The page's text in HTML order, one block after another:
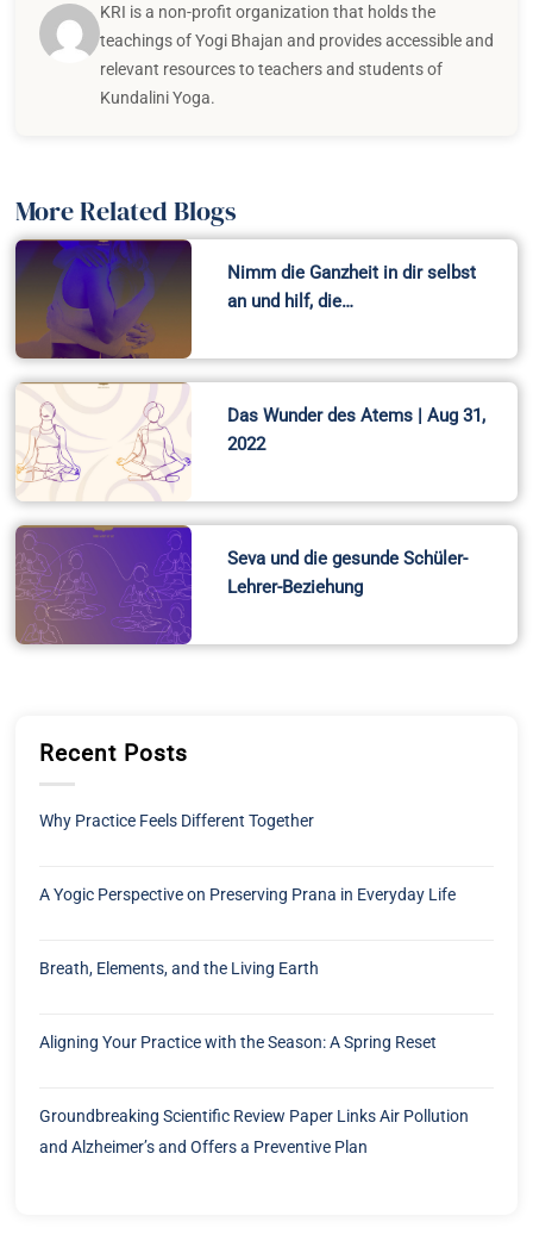
KRI is a non-profit organization that holds the
teachings of Yogi Bhajan and provides accessible and
relevant resources to teachers and students of
Kundalini Yoga.
More Related Blogs
Nimm die Ganzheit in dir selbst
an und hilf, die…
Das Wunder des Atems | Aug 31,
2022
Seva und die gesunde Schüler-
Lehrer-Beziehung
Recent Posts
Why Practice Feels Different Together
A Yogic Perspective on Preserving Prana in Everyday Life
Breath, Elements, and the Living Earth
Aligning Your Practice with the Season: A Spring Reset
Groundbreaking Scientific Review Paper Links Air Pollution
and Alzheimer’s and Offers a Preventive Plan